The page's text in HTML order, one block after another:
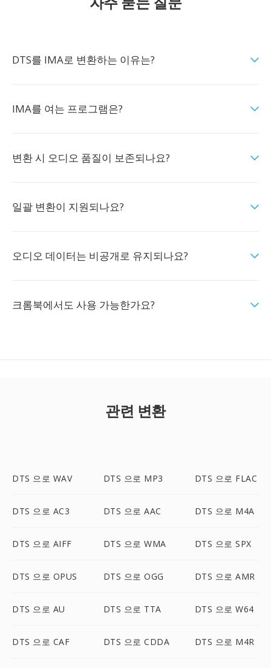
DTS를 IMA로 변환하는 이유는?
IMA를 여는 프로그램은?
변환 시 오디오 품질이 보존되나요?
일괄 변환이 지원되나요?
오디오 데이터는 비공개로 유지되나요?
크롬북에서도 사용 가능한가요?
관련 변환
DTS 으로 WAV DTS 으로 MP3 DTS 으로 FLAC
DTS 으로 AC3 DTS 으로 AAC DTS 으로 M4A
DTS 으로 AIFF DTS 으로 WMA DTS 으로 SPX
DTS 으로 OPUS DTS 으로 OGG DTS 으로 AMR
DTS 으로 AU DTS 으로 TTA DTS 으로 W64
DTS 으로 CAF DTS 으로 CDDA DTS 으로 M4R